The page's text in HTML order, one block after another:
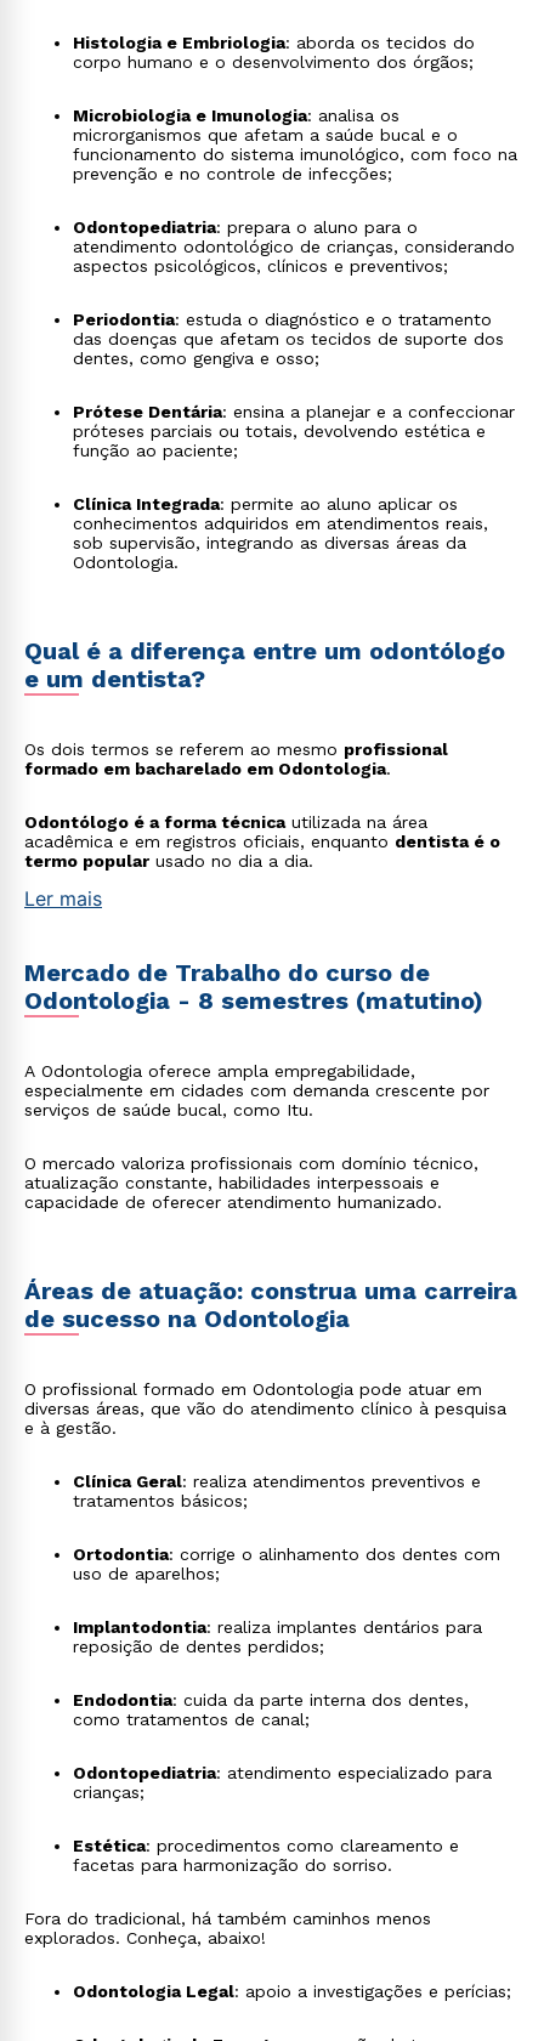
Histologia e Embriologia: aborda os tecidos do
corpo humano e o desenvolvimento dos órgãos;
Microbiologia e Imunologia: analisa os
microrganismos que afetam a saúde bucal e o
funcionamento do sistema imunológico, com foco na
prevenção e no controle de infecções;
Odontopediatria: prepara o aluno para o
atendimento odontológico de crianças, considerando
aspectos psicológicos, clínicos e preventivos;
Periodontia: estuda o diagnóstico e o tratamento
das doenças que afetam os tecidos de suporte dos
dentes, como gengiva e osso;
Prótese Dentária: ensina a planejar e a confeccionar
próteses parciais ou totais, devolvendo estética e
função ao paciente;
Clínica Integrada: permite ao aluno aplicar os
conhecimentos adquiridos em atendimentos reais,
sob supervisão, integrando as diversas áreas da
Odontologia.
Qual é a diferença entre um odontólogo
e um dentista?
Os dois termos se referem ao mesmo profissional
formado em bacharelado em Odontologia.
Odontólogo é a forma técnicautilizada na área
acadêmica e em registros oficiais, enquanto dentista é o
termo popular usado no dia a dia.
Ler mais
Mercado de Trabalho do curso de
Odontologia - 8 semestres (matutino)
A Odontologia oferece ampla empregabilidade,
especialmente em cidades com demanda crescente por
serviços de saúde bucal, como Itu.
O mercado valoriza profissionais com domínio técnico,
atualização constante, habilidades interpessoais e
capacidade de oferecer atendimento humanizado.
Áreas de atuação: construa uma carreira
de sucesso na Odontologia
O profissional formado em Odontologia pode atuar em
diversas áreas, que vão do atendimento clínico à pesquisa
e à gestão.
Clínica Geral: realiza atendimentos preventivos e
tratamentos básicos;
Ortodontia: corrige o alinhamento dos dentes com
uso de aparelhos;
Implantodontia: realiza implantes dentários para
reposição de dentes perdidos;
Endodontia: cuida da parte interna dos dentes,
como tratamentos de canal;
Odontopediatria: atendimento especializado para
crianças;
Estética: procedimentos como clareamento e
facetas para harmonização do sorriso.
Fora do tradicional, há também caminhos menos
explorados. Conheça, abaixo!
Odontologia Legal: apoio a investigações e perícias;